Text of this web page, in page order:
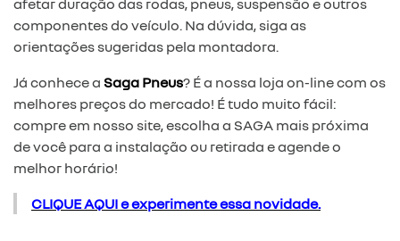
componentes do veículo. Na dúvida, siga as
orientações sugeridas pela montadora.
Já conhece a Saga Pneus? É a nossa loja on-line com os
melhores preços do mercado! É tudo muito fácil:
compre em nosso site, escolha a SAGA mais próxima
de você para a instalação ou retirada e agende o
melhor horário!
CLIQUE AQUI e experimente essa novidade.